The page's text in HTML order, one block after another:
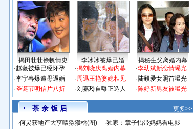
揭田壮壮徐帆情史 李冰冰被爆已婚
揭秘生父离婚内幕
·赵薇被爆已经怀孕
·李宇春爆遭母逼婚
·圣诞节明信片八折
·揭刘晓庆离婚内幕
·周迅王艳婆媳相见
·刘嘉玲自曝正造人
·李幼斌新恋情曝光
·陆毅爱女照首曝光
·陈好新男友被曝光
茶 余 饭 后
更多>>
·何炅获地产大亨喂猕猴桃(图) ·独家：章子怡带妈妈看电影